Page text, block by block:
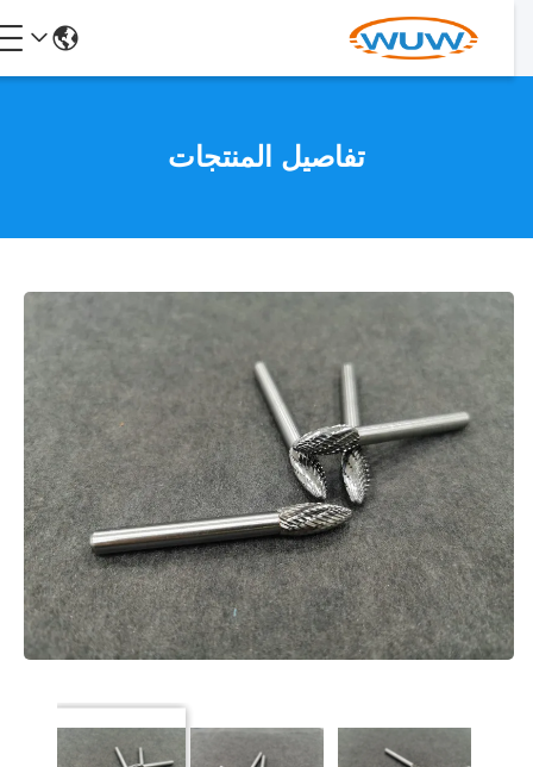
تفاصيل المنتجات